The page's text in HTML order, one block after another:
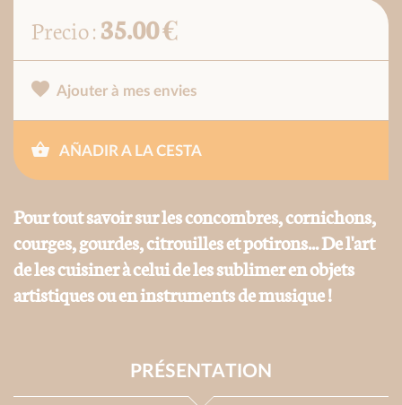
Precio :35.00 €
Ajouter à mes envies
AÑADIR A LA CESTA
Pour tout savoir sur les concombres, cornichons,
courges, gourdes, citrouilles et potirons... De l'art
de les cuisiner à celui de les sublimer en objets
artistiques ou en instruments de musique !
PRÉSENTATION